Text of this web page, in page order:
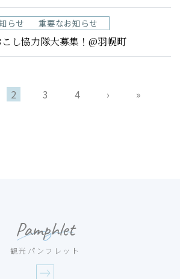
らせ 重要なお知らせ
し協力隊大募集！@羽幌町
2 3 4 › »
Pamphlet
観光パンフレット